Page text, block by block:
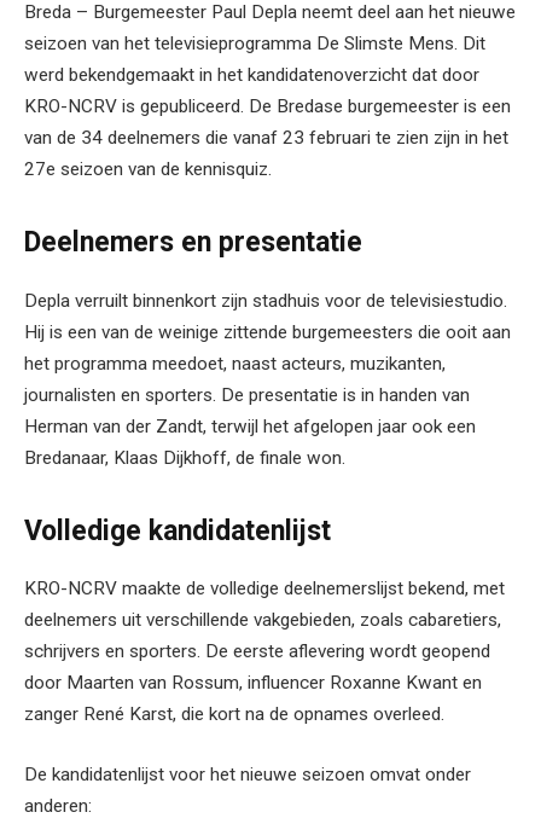
Breda – Burgemeester Paul Depla neemt deel aan het nieuwe
seizoen van het televisieprogramma De Slimste Mens. Dit
werd bekendgemaakt in het kandidatenoverzicht dat door
KRO-NCRV is gepubliceerd. De Bredase burgemeester is een
van de 34 deelnemers die vanaf 23 februari te zien zijn in het
27e seizoen van de kennisquiz.
Deelnemers en presentatie
Depla verruilt binnenkort zijn stadhuis voor de televisiestudio.
Hij is een van de weinige zittende burgemeesters die ooit aan
het programma meedoet, naast acteurs, muzikanten,
journalisten en sporters. De presentatie is in handen van
Herman van der Zandt, terwijl het afgelopen jaar ook een
Bredanaar, Klaas Dijkhoff, de finale won.
Volledige kandidatenlijst
KRO-NCRV maakte de volledige deelnemerslijst bekend, met
deelnemers uit verschillende vakgebieden, zoals cabaretiers,
schrijvers en sporters. De eerste aflevering wordt geopend
door Maarten van Rossum, influencer Roxanne Kwant en
zanger René Karst, die kort na de opnames overleed.
De kandidatenlijst voor het nieuwe seizoen omvat onder
anderen: